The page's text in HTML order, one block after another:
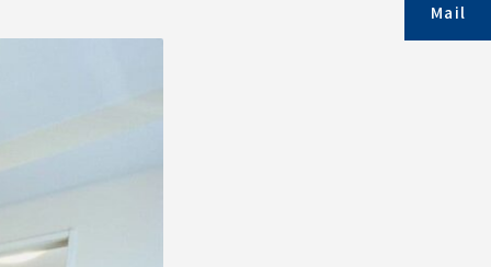
Mail